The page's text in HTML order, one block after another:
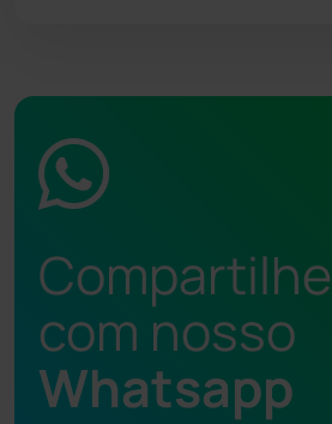
Compartilhe
com nosso
Whatsapp